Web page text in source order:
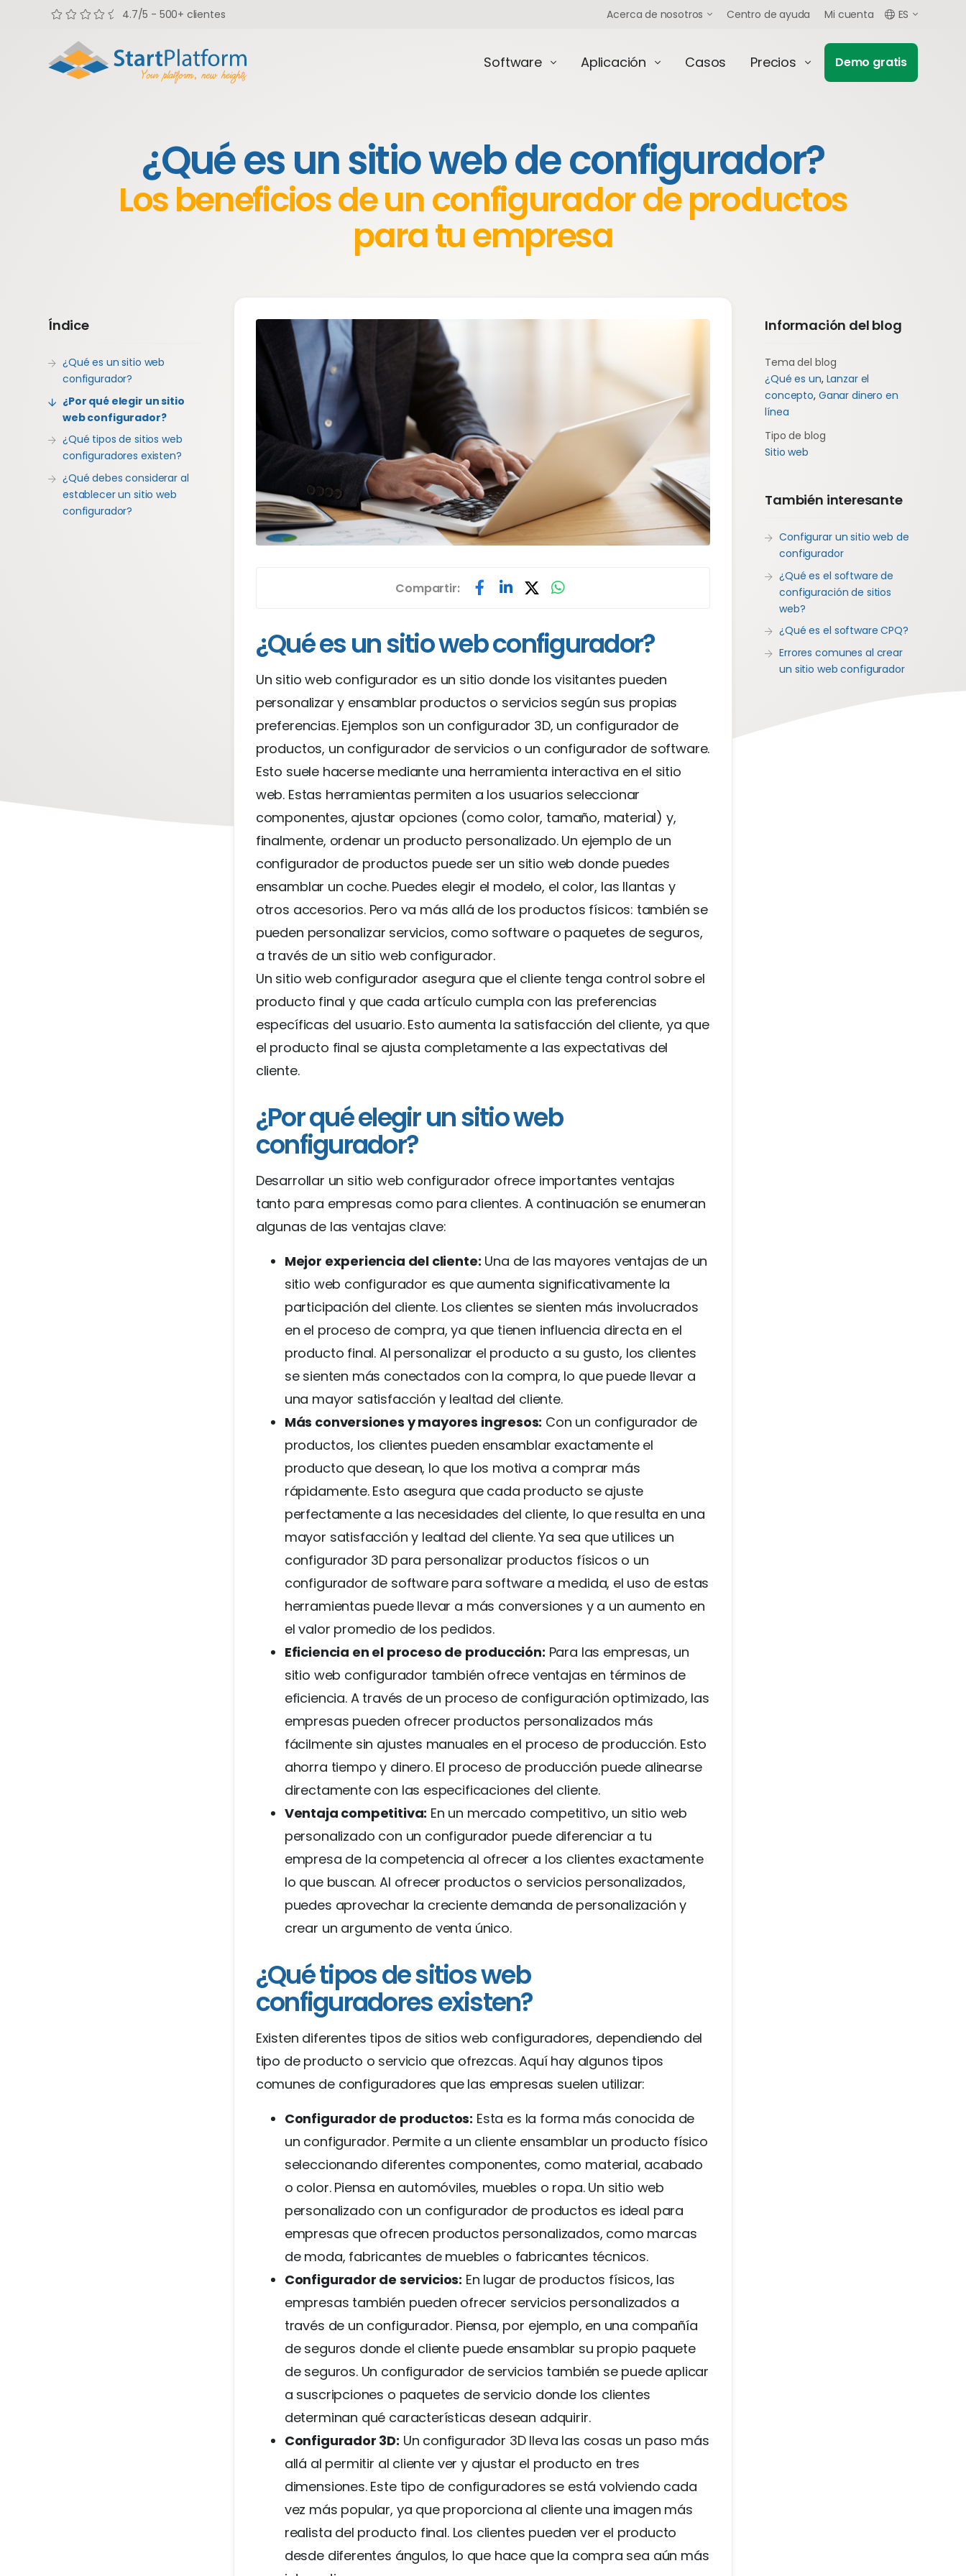
¿Qué es un sitio web de configurador?
Los beneficios de un configurador de productos
para tu empresa
Índice
¿Qué es un sitio web
configurador?
¿Por qué elegir un sitio
web configurador?
¿Qué tipos de sitios web
configuradores existen?
¿Qué debes considerar al
establecer un sitio web
configurador?
Compartir:
¿Qué es un sitio web configurador?
Un sitio web configurador es un sitio donde los visitantes pueden
personalizar y ensamblar productos o servicios según sus propias
preferencias. Ejemplos son un configurador 3D, un configurador de
productos, un configurador de servicios o un configurador de software.
Esto suele hacerse mediante una herramienta interactiva en el sitio
web. Estas herramientas permiten a los usuarios seleccionar
componentes, ajustar opciones (como color, tamaño, material) y,
finalmente, ordenar un producto personalizado. Un ejemplo de un
configurador de productos puede ser un sitio web donde puedes
ensamblar un coche. Puedes elegir el modelo, el color, las llantas y
otros accesorios. Pero va más allá de los productos físicos: también se
pueden personalizar servicios, como software o paquetes de seguros,
a través de un sitio web configurador.
Un sitio web configurador asegura que el cliente tenga control sobre el
producto final y que cada artículo cumpla con las preferencias
específicas del usuario. Esto aumenta la satisfacción del cliente, ya que
el producto final se ajusta completamente a las expectativas del
cliente.
¿Por qué elegir un sitio web
configurador?
Desarrollar un sitio web configurador ofrece importantes ventajas
tanto para empresas como para clientes. A continuación se enumeran
algunas de las ventajas clave:
Mejor experiencia del cliente: Una de las mayores ventajas de un
sitio web configurador es que aumenta significativamente la
participación del cliente. Los clientes se sienten más involucrados
en el proceso de compra, ya que tienen influencia directa en el
producto final. Al personalizar el producto a su gusto, los clientes
se sienten más conectados con la compra, lo que puede llevar a
una mayor satisfacción y lealtad del cliente.
Más conversiones y mayores ingresos: Con un configurador de
productos, los clientes pueden ensamblar exactamente el
producto que desean, lo que los motiva a comprar más
rápidamente. Esto asegura que cada producto se ajuste
perfectamente a las necesidades del cliente, lo que resulta en una
mayor satisfacción y lealtad del cliente. Ya sea que utilices un
configurador 3D para personalizar productos físicos o un
configurador de software para software a medida, el uso de estas
herramientas puede llevar a más conversiones y a un aumento en
el valor promedio de los pedidos.
Eficiencia en el proceso de producción: Para las empresas, un
sitio web configurador también ofrece ventajas en términos de
eficiencia. A través de un proceso de configuración optimizado, las
empresas pueden ofrecer productos personalizados más
fácilmente sin ajustes manuales en el proceso de producción. Esto
ahorra tiempo y dinero. El proceso de producción puede alinearse
directamente con las especificaciones del cliente.
Ventaja competitiva: En un mercado competitivo, un sitio web
personalizado con un configurador puede diferenciar a tu
empresa de la competencia al ofrecer a los clientes exactamente
lo que buscan. Al ofrecer productos o servicios personalizados,
puedes aprovechar la creciente demanda de personalización y
crear un argumento de venta único.
¿Qué tipos de sitios web
configuradores existen?
Existen diferentes tipos de sitios web configuradores, dependiendo del
tipo de producto o servicio que ofrezcas. Aquí hay algunos tipos
comunes de configuradores que las empresas suelen utilizar:
Configurador de productos: Esta es la forma más conocida de
un configurador. Permite a un cliente ensamblar un producto físico
seleccionando diferentes componentes, como material, acabado
o color. Piensa en automóviles, muebles o ropa. Un sitio web
personalizado con un configurador de productos es ideal para
empresas que ofrecen productos personalizados, como marcas
de moda, fabricantes de muebles o fabricantes técnicos.
Configurador de servicios: En lugar de productos físicos, las
empresas también pueden ofrecer servicios personalizados a
través de un configurador. Piensa, por ejemplo, en una compañía
de seguros donde el cliente puede ensamblar su propio paquete
de seguros. Un configurador de servicios también se puede aplicar
a suscripciones o paquetes de servicio donde los clientes
determinan qué características desean adquirir.
Configurador 3D: Un configurador 3D lleva las cosas un paso más
allá al permitir al cliente ver y ajustar el producto en tres
dimensiones. Este tipo de configuradores se está volviendo cada
vez más popular, ya que proporciona al cliente una imagen más
realista del producto final. Los clientes pueden ver el producto
desde diferentes ángulos, lo que hace que la compra sea aún más
Información del blog
Tema del blog
¿Qué es un, Lanzar el
concepto, Ganar dinero en
línea
Tipo de blog
Sitio web
También interesante
Configurar un sitio web de
configurador
¿Qué es el software de
configuración de sitios
web?
¿Qué es el software CPQ?
Errores comunes al crear
un sitio web configurador
4.7/5 - 500+ clientes Acerca de nosotros Centro de ayuda Mi cuenta ES
Software Aplicación Casos Precios Demo gratis